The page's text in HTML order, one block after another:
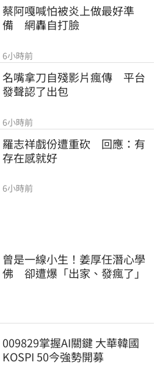
蔡阿嘎喊怕被炎上做最好準
備　網轟自打臉
6小時前
名嘴拿刀自殘影片瘋傳　平台
發聲認了出包
6小時前
羅志祥戲份遭重砍　回應：有
存在感就好
6小時前
曾是一線小生！姜厚任潛心學
佛 卻遭爆「出家、發瘋了」
009829掌握AI關鍵 大華韓國
KOSPI 50今強勢開募